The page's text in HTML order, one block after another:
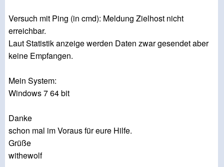
Versuch mit Ping (in cmd): Meldung Zielhost nicht
erreichbar.
Laut Statistik anzeige werden Daten zwar gesendet aber
keine Empfangen.
Mein System:
Windows 7 64 bit
Danke
schon mal im Voraus für eure Hilfe.
Grüße
withewolf